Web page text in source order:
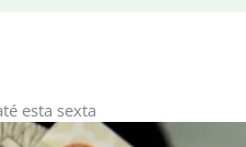
esta sexta